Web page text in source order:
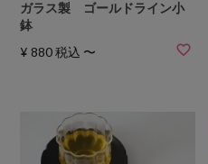
ガラス製 ゴールドライン小
鉢
¥ 880 税込 〜